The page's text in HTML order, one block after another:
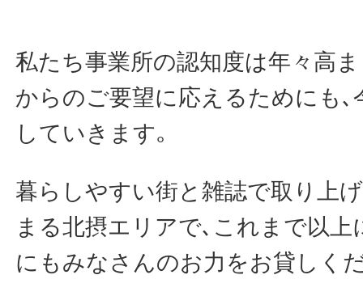
私たち事業所の認知度は年々高
からのご要望に応えるためにも､
していきます｡
暮らしやすい街と雑誌で取り上
まる北摂エリアで､これまで以
にもみなさんのお力をお貸しく